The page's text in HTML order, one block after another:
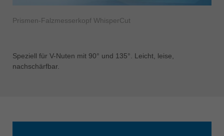
Prismen-Falzmesserkopf WhisperCut
Speziell für V-Nuten mit 90° und 135°. Leicht, leise,
nachschärfbar.